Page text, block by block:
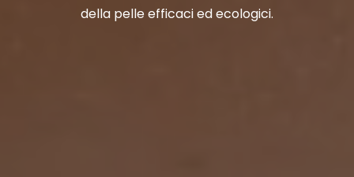
della pelle efficaci ed ecologici.